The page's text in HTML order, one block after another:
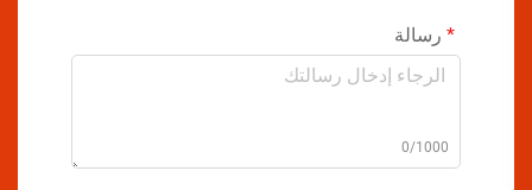
رسالة
0/1000